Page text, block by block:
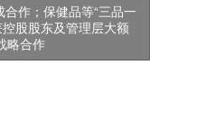
作；保健品等“三品一
股股东及管理层大额
略合作